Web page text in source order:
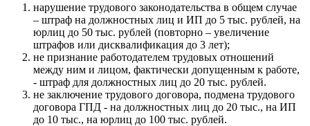
нарушение трудового законодательства в общем случае
– штраф на должностных лиц и ИП до 5 тыс. рублей, на
юрлиц до 50 тыс. рублей (повторно – увеличение
штрафов или дисквалификация до 3 лет);
не признание работодателем трудовых отношений
между ним и лицом, фактически допущенным к работе,
- штраф для должностных лиц до 20 тыс. рублей.
не заключение трудового договора, подмена трудового
договора ГПД - на должностных лиц до 20 тыс., на ИП
до 10 тыс., на юрлиц до 100 тыс. рублей.